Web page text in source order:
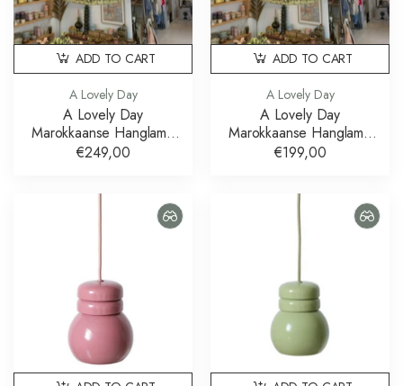
A Lovely Day
A Lovely Day
Marokkaanse Hanglamp
Brass Messing 80 cm
€249,00
ADD TO CART
A Lovely Day
A Lovely Day
Marokkaanse Hanglamp
Brass Messing 60 cm
€199,00
ADD TO CART